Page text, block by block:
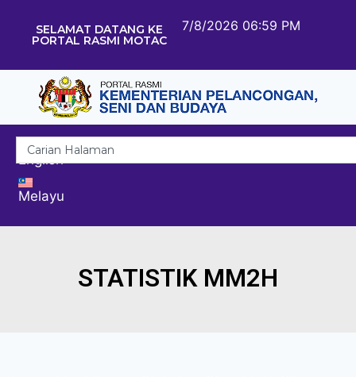
SELAMAT DATANG KE
PORTAL RASMI MOTAC
7/8/2026 06:59 PM
English
Melayu
STATISTIK MM2H